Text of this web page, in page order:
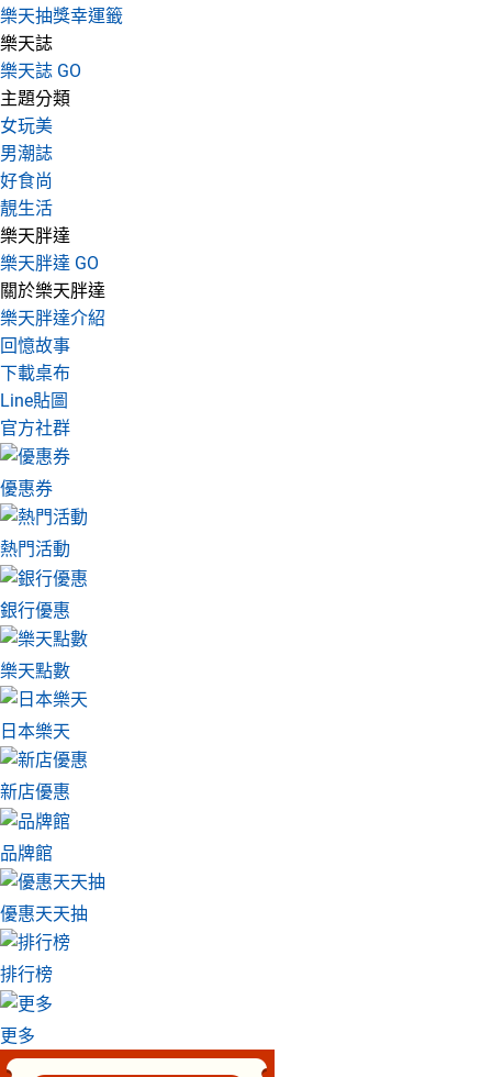
樂天抽獎幸運籤
樂天誌
樂天誌 GO
主題分類
女玩美
男潮誌
好食尚
靚生活
樂天胖達
樂天胖達 GO
關於樂天胖達
樂天胖達介紹
回憶故事
下載桌布
Line貼圖
官方社群
優惠券
熱門活動
銀行優惠
樂天點數
日本樂天
新店優惠
品牌館
優惠天天抽
排行榜
更多